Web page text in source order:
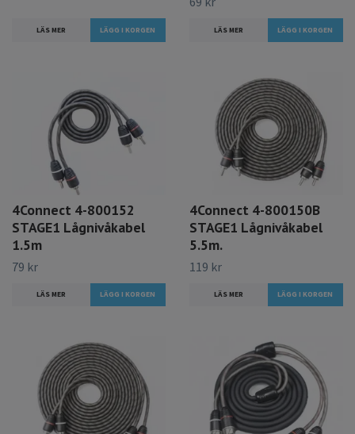
LÄS MER LÄS MER
4Connect 4-800152
STAGE1 Lågnivåkabel
1.5m
79 kr
LÄS MER
4Connect 4-800150B
STAGE1 Lågnivåkabel
5.5m.
119 kr
LÄS MER